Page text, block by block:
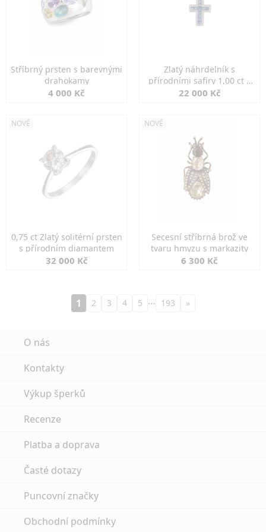
Stříbrný prsten s barevnými
drahokamy
4 000 Kč
Zlatý náhrdelník s
přírodními safíry 1,00 ct a
diamanty
22 000 Kč
NOVÉ
0,75 ct Zlatý solitérní prsten
s přírodním diamantem
32 000 Kč
NOVÉ
Secesní stříbrná brož ve
tvaru hmyzu s markazity
6 300 Kč
1 2 3 4 5 … 193 »
O nás
Kontakty
Výkup šperků
Recenze
Platba a doprava
Časté dotazy
Puncovní značky
Obchodní podmínky